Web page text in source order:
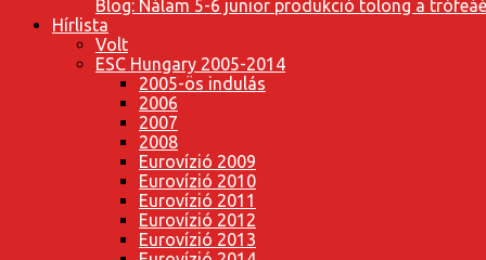
Blog: Nálam 5-6 junior produkció tolong a
Hírlista
Volt
ESC Hungary 2005-2014
2005-ös indulás
2006
2007
2008
Eurovízió 2009
Eurovízió 2010
Eurovízió 2011
Eurovízió 2012
Eurovízió 2013